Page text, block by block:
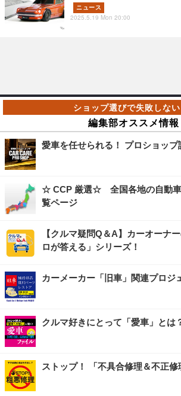
ニュース
2025.5.19 Mon 20:00
編集部オススメ情報
愛車を任せられる！ プロショップ
☆ CCP 厳選☆ 全国各地の自動車
覧ページ
【クルマ疑問Q＆A】カーオーナ
ロが答える」シリーズ！
カーメーカー「旧車」関連プロジ
クルマ好きにとって「愛車」とは
ストップ！ 「不具合修理＆不正修